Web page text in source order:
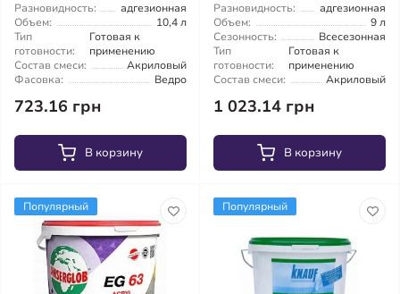
Разновидность:
адгезионная
Объем:
10,4 л
Тип
готовности:
Готовая к
применению
Состав смеси:
Акриловый
Фасовка:
Ведро
723.16 грн
В корзину
Разновидность:
адгезионная
Объем:
9 л
Сезонность:
Всесезонная
Тип
готовности:
Готовая к
применению
Состав смеси:
Акриловый
1 023.14 грн
В корзину
Популярный Популярный